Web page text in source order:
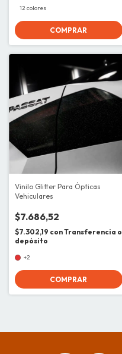
12 colores
COMPRAR
Vinilo Glitter Para Ópticas
Vehiculares
$7.686,52
$7.302,19 conTransferencia o
depósito
+2
COMPRAR